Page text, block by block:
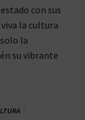
con sus
la cultura
la
su vibrante